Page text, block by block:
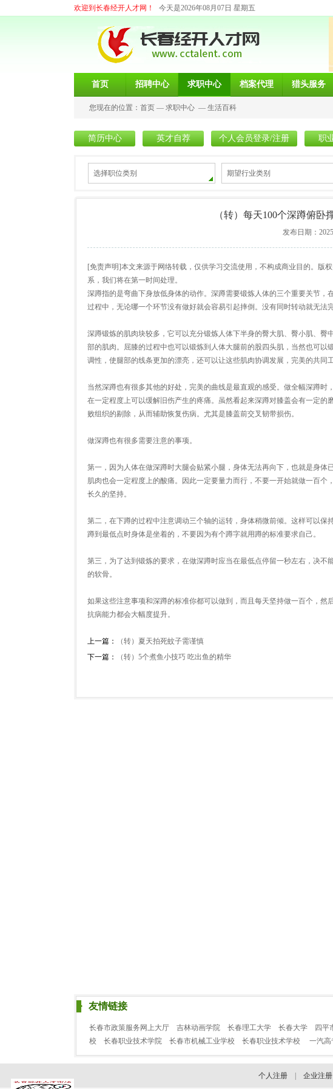
欢迎到长春经开人才网！ 今天是2026年08月07日 星期五
首页 招聘中心 求职中心 档案代理 猎头服务
您现在的位置： 首页 — 求职中心 — 生活百科
简历中心 英才自荐 个人会员登录/注册 职
选择职位类别 期望行业类别
（转）每天100个深蹲俯卧
发布日期：
[免责声明]本文来源于网络转载，仅供学习交流使用，不构成商业目的。版
系，我们将在第一时间处理。
深蹲指的是弯曲下身放低身体的动作。深蹲需要锻炼人体的三个重要关节
过程中，无论哪一个环节没有做好就会容易引起摔倒。没有同时转动就无法
深蹲锻炼的肌肉块较多，它可以充分锻炼人体下半身的臀大肌、臀小肌、
部的肌肉。屈膝的过程中也可以锻炼到人体大腿前的股四头肌，当然也可
调性，使腿部的线条更加的漂亮，还可以让这些肌肉协调发展，完美的共同工
当然深蹲也有很多其他的好处，完美的曲线是最直观的感受。做全幅深蹲
在一定程度上可以缓解旧伤产生的疼痛。虽然看起来深蹲对膝盖会有一定
败组织的剔除，从而辅助恢复伤病。尤其是膝盖前交叉韧带损伤。
做深蹲也有很多需要注意的事项。
第一，因为人体在做深蹲时大腿会贴紧小腿，身体无法再向下，也就是身体
肌肉也会一定程度上的酸痛。因此一定要量力而行，不要一开始就做一百
长久的坚持。
第二，在下蹲的过程中注意调动三个轴的运转，身体稍微前倾。这样可以
蹲到最低点时身体是坐着的，不要因为有个蹲字就用蹲的标准要求自己。
第三，为了达到锻炼的要求，在做深蹲时应当在最低点停留一秒左右，决
的软骨。
如果这些注意事项和深蹲的标准你都可以做到，而且每天坚持做一百个，
抗病能力都会大幅度提升。
上一篇：
（转）夏天拍死蚊子需谨慎
下一篇：
（转）5个煮鱼小技巧 吃出鱼的精华
友情链接
长春市政策服务网上大厅 吉林动画学院 长春理工大学 长春大学 四平
校
长春职业技术学院 长春市机械工业学校 长春职业技术学校 一汽高
个人注册 企业注册